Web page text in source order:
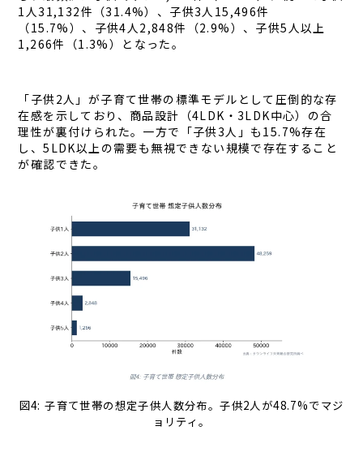
1人31,132件（31.4%）、子供3人15,496件
（15.7%）、子供4人2,848件（2.9%）、子供5人以上
1,266件（1.3%）となった。
「子供2人」が子育て世帯の標準モデルとして圧倒的な存
在感を示しており、商品設計（4LDK・3LDK中心）の合
理性が裏付けられた。一方で「子供3人」も15.7%存在
し、5LDK以上の需要も無視できない規模で存在すること
が確認できた。
図4: 子育て世帯の想定子供人数分布。子供2人が48.7%でマジ
ョリティ。